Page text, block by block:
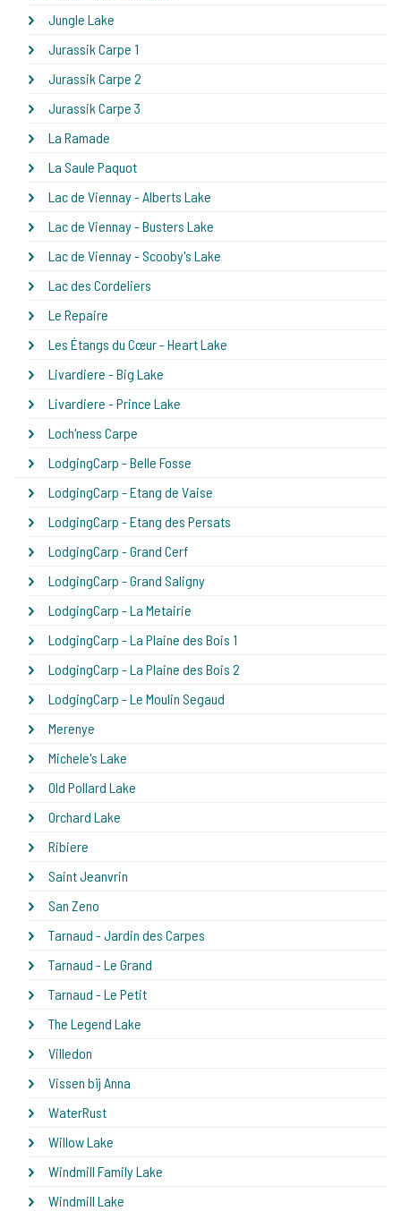
Jungle Lake
Jurassik Carpe 1
Jurassik Carpe 2
Jurassik Carpe 3
La Ramade
La Saule Paquot
Lac de Viennay - Alberts Lake
Lac de Viennay - Busters Lake
Lac de Viennay - Scooby's Lake
Lac des Cordeliers
Le Repaire
Les Étangs du Cœur - Heart Lake
Livardiere - Big Lake
Livardiere - Prince Lake
Loch'ness Carpe
LodgingCarp - Belle Fosse
LodgingCarp - Etang de Vaise
LodgingCarp - Etang des Persats
LodgingCarp - Grand Cerf
LodgingCarp - Grand Saligny
LodgingCarp - La Metairie
LodgingCarp - La Plaine des Bois 1
LodgingCarp - La Plaine des Bois 2
LodgingCarp - Le Moulin Segaud
Merenye
Michele's Lake
Old Pollard Lake
Orchard Lake
Ribiere
Saint Jeanvrin
San Zeno
Tarnaud - Jardin des Carpes
Tarnaud - Le Grand
Tarnaud - Le Petit
The Legend Lake
Villedon
Vissen bij Anna
WaterRust
Willow Lake
Windmill Family Lake
Windmill Lake